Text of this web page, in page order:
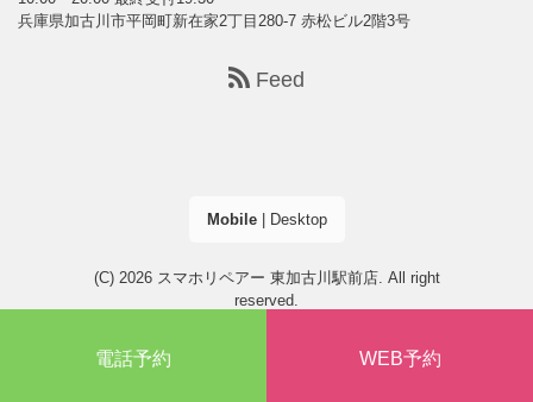
電話予約 WEB予約
兵庫県加古川市平岡町新在家2丁目280-7 赤松ビル2階3号
Feed
Mobile| Desktop
(C) 2026 スマホリペアー 東加古川駅前店. All right
reserved.